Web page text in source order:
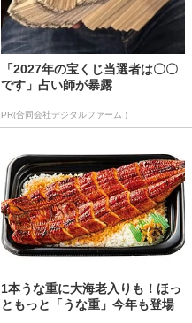
「2027年の宝くじ当選者は〇〇
です」占い師が暴露
PR(合同会社デジタルファーム )
1本うな重に大海老入りも！ほっ
ともっと「うな重」今年も登場